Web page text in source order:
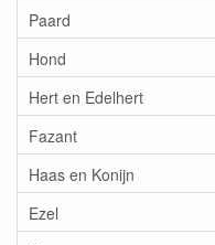
Paard
Hond
Hert en Edelhert
Fazant
Haas en Konijn
Ezel